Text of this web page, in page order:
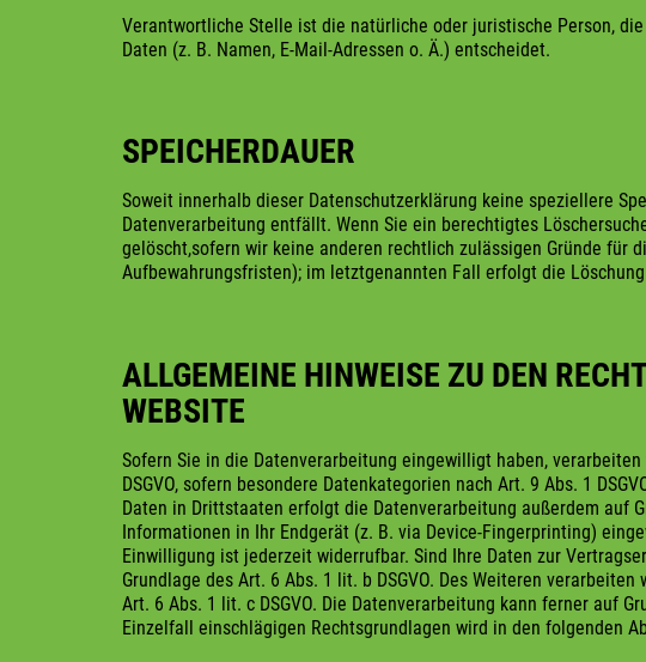
Verantwortliche Stelle ist die natürliche oder juristische Person,
Daten (z. B. Namen, E-Mail-Adressen o. Ä.) entscheidet.
SPEICHERDAUER
Soweit innerhalb dieser Datenschutzerklärung keine speziellere
Datenverarbeitung entfällt. Wenn Sie ein berechtigtes
gelöscht,sofern wir keine anderen rechtlich zulässigen Gründe für
Aufbewahrungsfristen); im letztgenannten Fall erfolgt die
ALLGEMEINE HINWEISE ZU DEN
WEBSITE
Sofern Sie in die Datenverarbeitung eingewilligt haben,
DSGVO, sofern besondere Datenkategorien nach Art. 9 Abs. 1
Daten in Drittstaaten erfolgt die Datenverarbeitung außerdem auf
Informationen in Ihr Endgerät (z. B. via Device-Fingerprinting)
Einwilligung ist jederzeit widerrufbar. Sind Ihre Daten zur
Grundlage des Art. 6 Abs. 1 lit. b DSGVO. Des Weiteren
Art. 6 Abs. 1 lit. c DSGVO. Die Datenverarbeitung kann ferner auf
Einzelfall einschlägigen Rechtsgrundlagen wird in den folgenden